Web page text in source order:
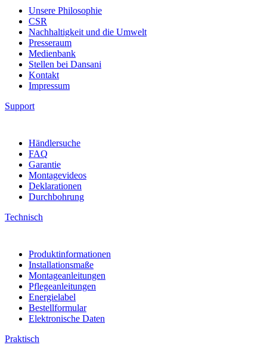
Unsere Philosophie
CSR
Nachhaltigkeit und die Umwelt
Presseraum
Medienbank
Stellen bei Dansani
Kontakt
Impressum
Support
Händlersuche
FAQ
Garantie
Montagevideos
Deklarationen
Durchbohrung
Technisch
Produktinformationen
Installationsmaße
Montageanleitungen
Pflegeanleitungen
Energielabel
Bestellformular
Elektronische Daten
Praktisch